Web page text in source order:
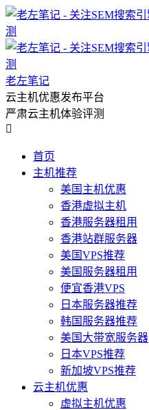
老左笔记
云主机优惠发布平台
严肃云主机体验评测

首页
主机推荐
美国主机优惠
香港虚拟主机
香港服务器租用
香港站群服务器
美国VPS推荐
美国服务器租用
便宜香港VPS
日本服务器推荐
韩国服务器推荐
美国大带宽服务器
日本VPS推荐
新加坡VPS推荐
云主机优惠
虚拟主机优惠